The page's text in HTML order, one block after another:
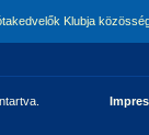
Klubja